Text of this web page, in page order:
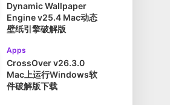
Dynamic Wallpaper
Engine v25.4 Mac动态
壁纸引擎破解版
Apps
CrossOver v26.3.0
Mac上运行Windows软
件破解版下载